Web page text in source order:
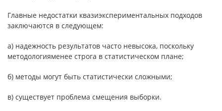
Главные недостатки квазиэкспериментальных подходов
заключают­ся в следующем:
а) надежность результатов часто невысока, поскольку
методологияменее строга в статистическом плане;
б) методы могут быть статистически сложными;
в) существует проблема смещения выборки.